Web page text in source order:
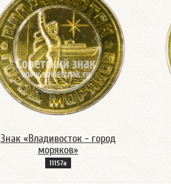
Знак «Владивосток - город
моряков»
11157а